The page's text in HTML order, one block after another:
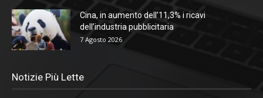
Cina, in aumento dell’11,3% i ricavi
dell’industria pubblicitaria
7 Agosto 2026
Notizie Più Lette